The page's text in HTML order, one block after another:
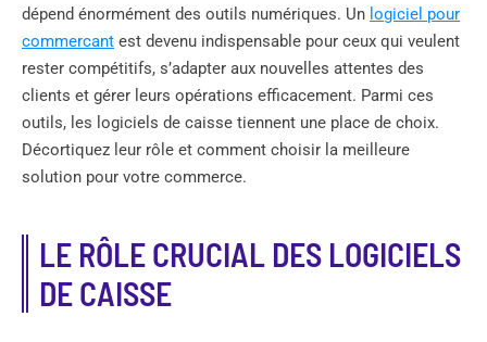
dépend énormément des outils numériques. Un logiciel pour
commercant est devenu indispensable pour ceux qui veulent
rester compétitifs, s’adapter aux nouvelles attentes des
clients et gérer leurs opérations efficacement. Parmi ces
outils, les logiciels de caisse tiennent une place de choix.
Décortiquez leur rôle et comment choisir la meilleure
solution pour votre commerce.
LE RÔLE CRUCIAL DES LOGICIELS
DE CAISSE